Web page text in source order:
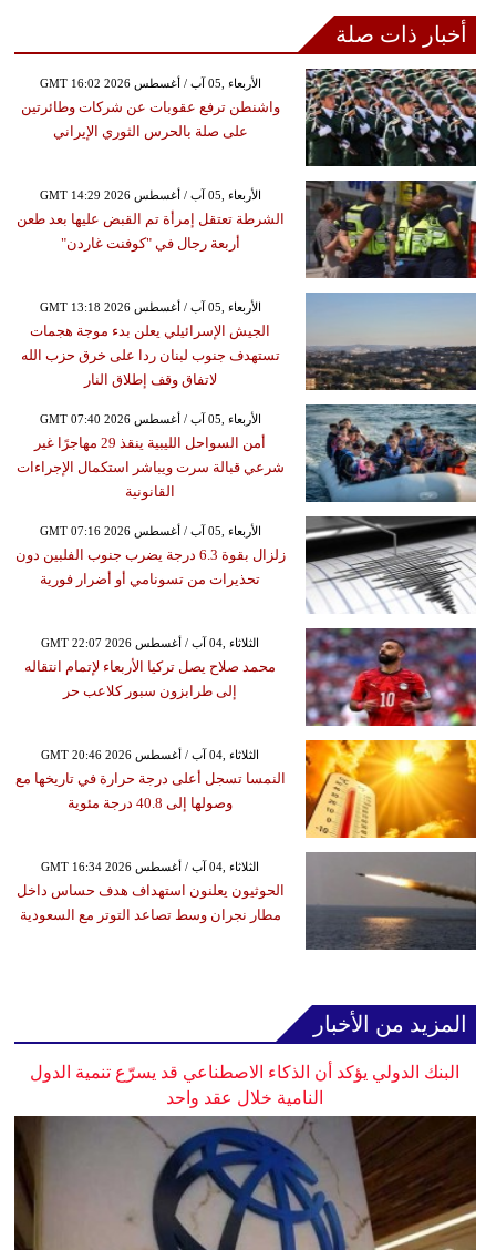
أخبار ذات صلة
GMT 16:02 2026 الأربعاء ,05 آب / أغسطس
واشنطن ترفع عقوبات عن شركات وطائرتين
على صلة بالحرس الثوري الإيراني
GMT 14:29 2026 الأربعاء ,05 آب / أغسطس
الشرطة تعتقل إمرأة تم القبض عليها بعد طعن
أربعة رجال في "كوفنت غاردن"
GMT 13:18 2026 الأربعاء ,05 آب / أغسطس
الجيش الإسرائيلي يعلن بدء موجة هجمات
تستهدف جنوب لبنان ردا على خرق حزب الله
لاتفاق وقف إطلاق النار
GMT 07:40 2026 الأربعاء ,05 آب / أغسطس
أمن السواحل الليبية ينقذ 29 مهاجرًا غير
شرعي قبالة سرت ويباشر استكمال الإجراءات
القانونية
GMT 07:16 2026 الأربعاء ,05 آب / أغسطس
زلزال بقوة 6.3 درجة يضرب جنوب الفلبين دون
تحذيرات من تسونامي أو أضرار فورية
GMT 22:07 2026 الثلاثاء ,04 آب / أغسطس
محمد صلاح يصل تركيا الأربعاء لإتمام انتقاله
إلى طرابزون سبور كلاعب حر
GMT 20:46 2026 الثلاثاء ,04 آب / أغسطس
النمسا تسجل أعلى درجة حرارة في تاريخها مع
وصولها إلى 40.8 درجة مئوية
GMT 16:34 2026 الثلاثاء ,04 آب / أغسطس
الحوثيون يعلنون استهداف هدف حساس داخل
مطار نجران وسط تصاعد التوتر مع السعودية
المزيد من الأخبار
البنك الدولي يؤكد أن الذكاء الاصطناعي قد يسرّع تنمية الدول
النامية خلال عقد واحد